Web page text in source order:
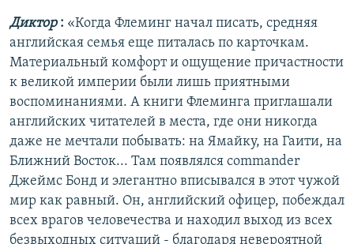
Диктор: «Когда Флеминг начал писать, средняя
английская семья еще питалась по карточкам.
Материальный комфорт и ощущение причастности
к великой империи были лишь приятными
воспоминаниями. А книги Флеминга приглашали
английских читателей в места, где они никогда
даже не мечтали побывать: на Ямайку, на Гаити, на
Ближний Восток... Там появлялся commander
Джеймс Бонд и элегантно вписывался в этот чужой
мир как равный. Он, английский офицер, побеждал
всех врагов человечества и находил выход из всех
безвыходных ситуаций - благодаря невероятной